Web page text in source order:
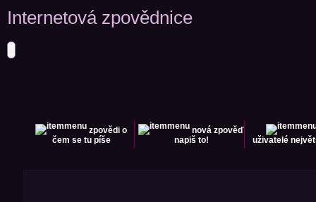
Internetová zpovědnice
zpovědi o
čem se tu píše
nová zpověď
napiš to!
uživatelé